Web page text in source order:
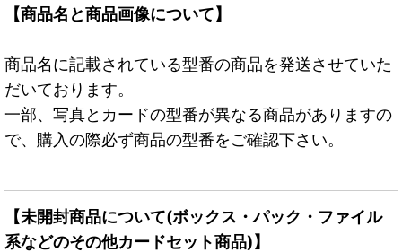
【商品名と商品画像について】
商品名に記載されている型番の商品を発送させていた
だいております。
一部、写真とカードの型番が異なる商品がありますの
で、購入の際必ず商品の型番をご確認下さい。
【未開封商品について(ボックス・パック・ファイル
系などのその他カードセット商品)】